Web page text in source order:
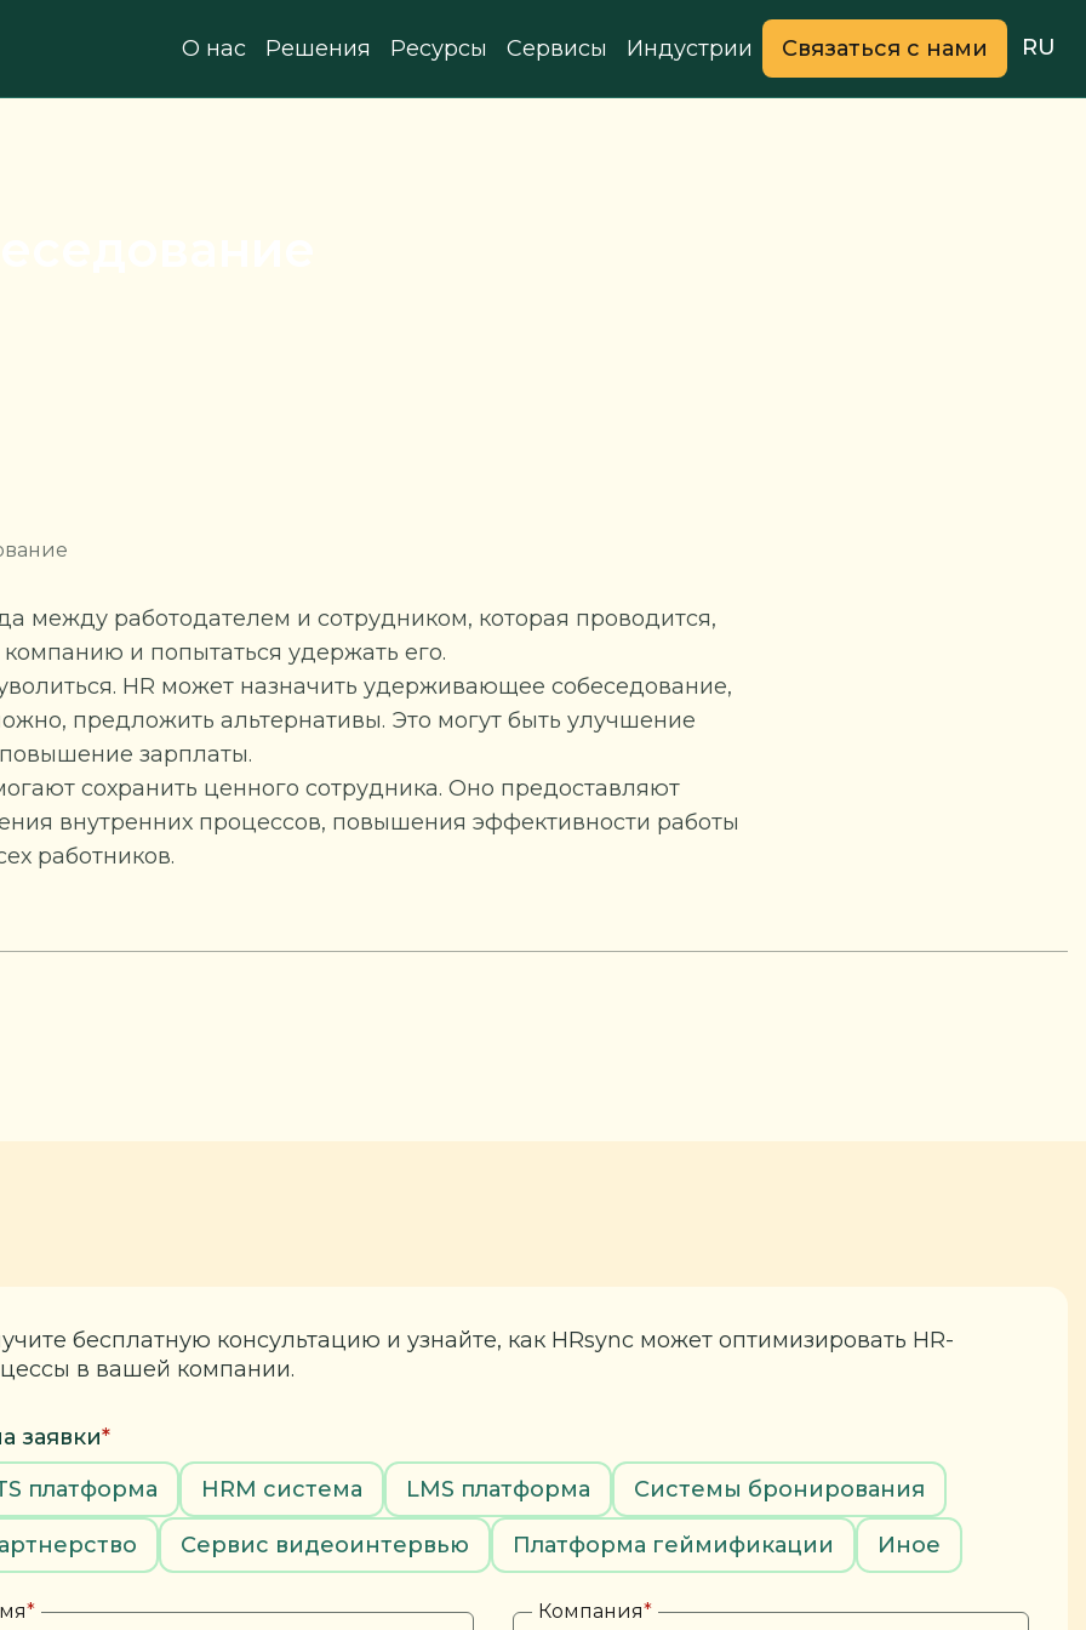
О нас Решения Ресурсы Сервисы Индустрии Связаться с нами RU
между работодателем и сотрудником, которая проводится,
и попытаться удержать его.
HR может назначить удерживающее собеседование,
предложить альтернативы. Это могут быть улучшение
зарплаты.
сохранить ценного сотрудника. Оно предоставляют
внутренних процессов, повышения эффективности работы
работников.
бесплатную консультацию и узнайте, как HRsync может оптимизировать HR-
в вашей компании.
заявки*
платформа
HRM система LMS платформа Системы бронирования
Сервис видеоинтервью Платформа геймификации Иное
* Компания*